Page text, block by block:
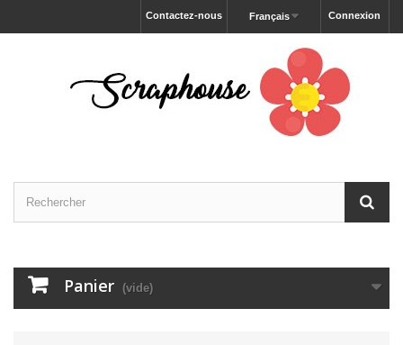
Connexion
Français
Contactez-nous
Panier (vide)